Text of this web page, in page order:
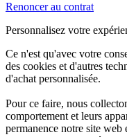
Renoncer au contrat
Personnalisez votre
Ce n'est qu'avec votre
des cookies et d'autres
d'achat personnalisée.
Pour ce faire, nous
comportement et leurs
permanence notre site